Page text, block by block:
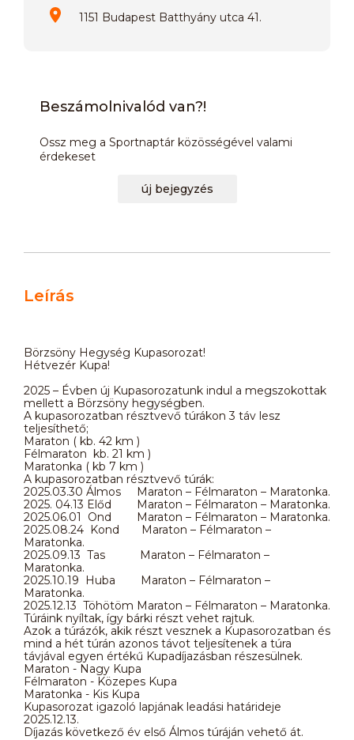
1151 Budapest Batthyány utca 41.
Beszámolnivalód van?!
Ossz meg a Sportnaptár közösségével valami
érdekeset
új bejegyzés
Leírás
Börzsöny Hegység Kupasorozat!
Hétvezér Kupa!
2025 – Évben új Kupasorozatunk indul a megszokottak
mellett a Börzsöny hegységben.
A kupasorozatban résztvevő túrákon 3 táv lesz
teljesíthető;
Maraton ( kb. 42 km )
Félmaraton kb. 21 km )
Maratonka ( kb 7 km )
A kupasorozatban résztvevő túrák:
2025.03.30 Álmos Maraton – Félmaraton – Maratonka.
2025. 04.13 Előd Maraton – Félmaraton – Maratonka.
2025.06.01 Ond Maraton – Félmaraton – Maratonka.
2025.08.24 Kond Maraton – Félmaraton –
Maratonka.
2025.09.13 Tas Maraton – Félmaraton –
Maratonka.
2025.10.19 Huba Maraton – Félmaraton –
Maratonka.
2025.12.13 Töhötöm Maraton – Félmaraton – Maratonka.
Túráink nyíltak, így bárki részt vehet rajtuk.
Azok a túrázók, akik részt vesznek a Kupasorozatban és
mind a hét túrán azonos távot teljesítenek a túra
távjával egyen értékű Kupadíjazásban részesülnek.
Maraton - Nagy Kupa
Félmaraton - Közepes Kupa
Maratonka - Kis Kupa
Kupasorozat igazoló lapjának leadási határideje
2025.12.13.
Díjazás következő év első Álmos túráján vehető át.